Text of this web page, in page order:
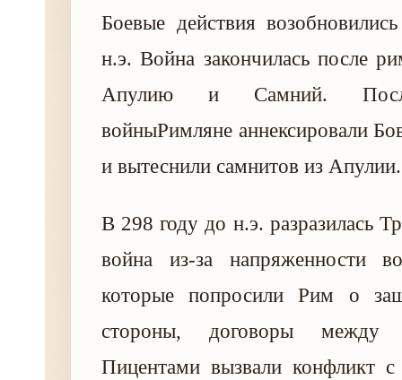
Боевые действия
н.э. Война закончилась после
Апулию и Самний.
войныРимляне аннексировали
и вытеснили самнитов из Апулии.
В 298 году до н.э. разразилась
война из-за напряженности
которые попросили Рим о
стороны, договоры
Пицентами вызвали конфликт